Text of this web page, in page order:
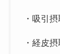
・吸引摂
・経皮摂